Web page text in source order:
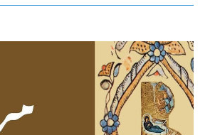
... فيديو وجداني عن إكتشاف كتب كوستي